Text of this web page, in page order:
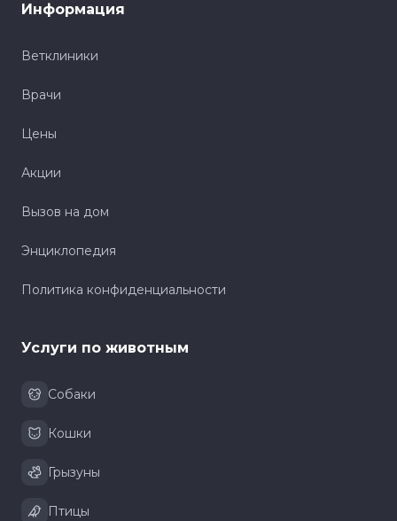
Информация
Ветклиники
Врачи
Цены
Акции
Вызов на дом
Энциклопедия
Политика конфиденциальности
Услуги по животным
Собаки
Кошки
Грызуны
Птицы